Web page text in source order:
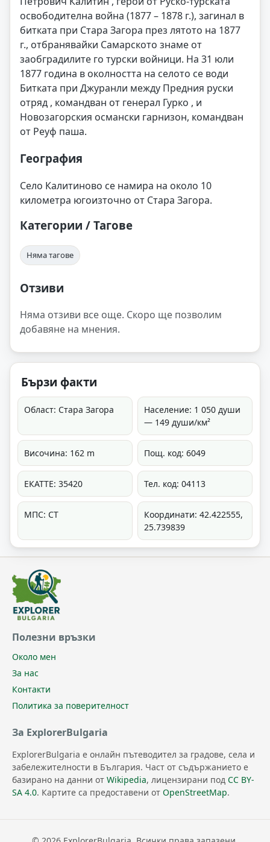
освободителна война (1877 – 1878 г.), загинал в
битката при Стара Загора през лятото на 1877
г., отбранявайки Самарското знаме от
заобградилите го турски войници. На 31 юли
1877 година в околността на селото се води
Битката при Джуранли между Предния руски
отряд , командван от генерал Гурко , и
Новозагорския османски гарнизон, командван
от Реуф паша.
География
Село Калитиново се намира на около 10
километра югоизточно от Стара Загора.
Категории / Тагове
Няма тагове
Отзиви
Няма отзиви все още. Скоро ще позволим
добавяне на мнения.
Бързи факти
Област: Стара Загора
Население: 1 050 души
— 149 души/км²
Височина: 162 m Пощ. код: 6049
ЕКАТТЕ: 35420 Тел. код: 04113
МПС: СТ
Координати: 42.422555,
25.739839
Полезни връзки
Около мен
За нас
Контакти
Политика за поверителност
За ExplorerBulgaria
ExplorerBulgaria е онлайн пътеводител за градове, села и
забележителности в България. Част от съдържанието е
базирано на данни от Wikipedia, лицензирани под CC BY-
SA 4.0. Картите са предоставени от OpenStreetMap.